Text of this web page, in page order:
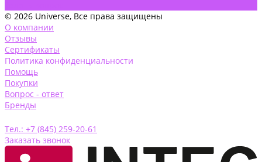
© 2026 Universe, Все права защищены
О компании
Отзывы
Сертификаты
Политика конфиденциальности
Помощь
Покупки
Вопрос - ответ
Бренды
Тел.: +7 (845) 259-20-61
Заказать звонок